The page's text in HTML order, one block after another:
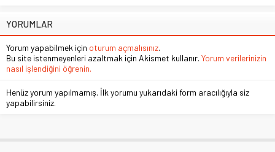
YORUMLAR
Yorum yapabilmek için oturum açmalısınız.
Bu site istenmeyenleri azaltmak için Akismet kullanır. Yorum verilerinizin
nasıl işlendiğini öğrenin.
Henüz yorum yapılmamış. İlk yorumu yukarıdaki form aracılığıyla siz
yapabilirsiniz.